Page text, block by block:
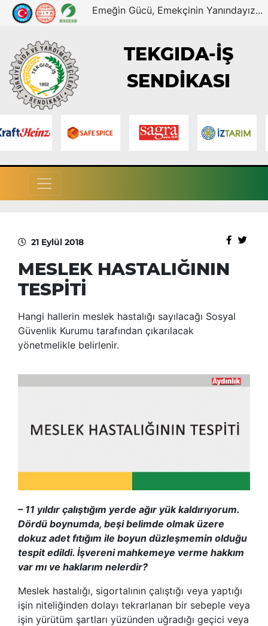
Emeğin Gücü, Emekçinin Yanındayız...
TEKGIDA-İŞ
SENDİKASI
21 Eylül 2018
MESLEK HASTALIĞININ
TESPİTİ
Hangi hallerin meslek hastalığı sayılacağı Sosyal
Güvenlik Kurumu tarafından çıkarılacak
yönetmelikle belirlenir.
– 11 yıldır çalıştığım yerde ağır yük kaldırıyorum.
Dördü boynumda, beşi belimde olmak üzere
dokuz adet fıtığım ile boyun düzleşmemin olduğu
tespit edildi. İşvereni mahkemeye verme hakkım
var mı ve haklarım nelerdir?
Meslek hastalığı, sigortalının çalıştığı veya yaptığı
işin niteliğinden dolayı tekrarlanan bir sebeple veya
işin yürütüm şartları yüzünden uğradığı geçici veya